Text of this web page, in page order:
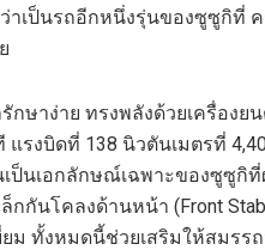
าเป็นรถอีกหนึ่งรุ่นของซูซูกิที่
กษาง่าย ทรงพลังด้วยเครื่องย
แรงบิดที่ 138 นิวตันเมตรที่
ป็นเอกลักษณ์เฉพาะของซูซูกิ
กกันโคลงด้านหน้า (Front
ยม ทั้งหมดนี้ช่วยเสริมให้สมร